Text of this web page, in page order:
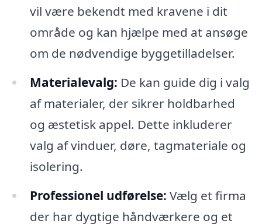
vil være bekendt med kravene i dit
område og kan hjælpe med at ansøge
om de nødvendige byggetilladelser.
Materialevalg: De kan guide dig i valg
af materialer, der sikrer holdbarhed
og æstetisk appel. Dette inkluderer
valg af vinduer, døre, tagmateriale og
isolering.
Professionel udførelse: Vælg et firma
der har dygtige håndværkere og et